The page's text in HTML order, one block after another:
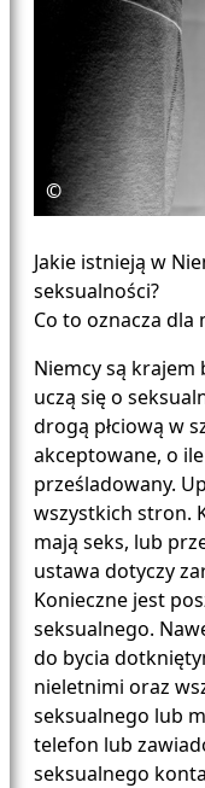
©
Jakie istnieją w
seksualności?
Co to oznacza dla
Niemcy są krajem
uczą się o
drogą płciową w
akceptowane, o
prześladowany.
wszystkich stron.
mają seks, lub
ustawa dotyczy
Konieczne jest
seksualnego.
do bycia
nieletnimi oraz
seksualnego lub
telefon lub
seksualnego